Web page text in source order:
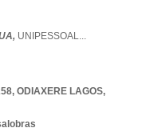
UNIPESSOAL...
, ODIAXERE LAGOS,